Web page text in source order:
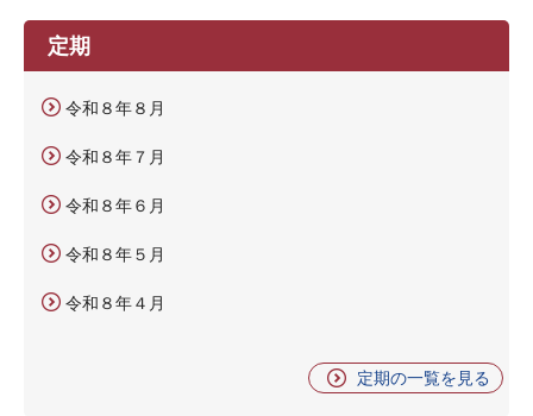
定期
令和８年８月
令和８年７月
令和８年６月
令和８年５月
令和８年４月
定期の一覧を見る